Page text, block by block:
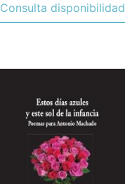
Consulta disponibilidad